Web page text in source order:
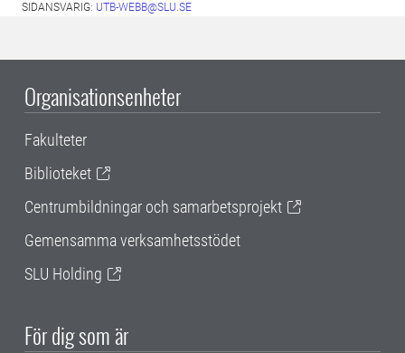
SIDANSVARIG: UTB-WEBB@SLU.SE
Organisationsenheter
Fakulteter
Biblioteket
Centrumbildningar och samarbetsprojekt
Gemensamma verksamhetsstödet
SLU Holding
För dig som är